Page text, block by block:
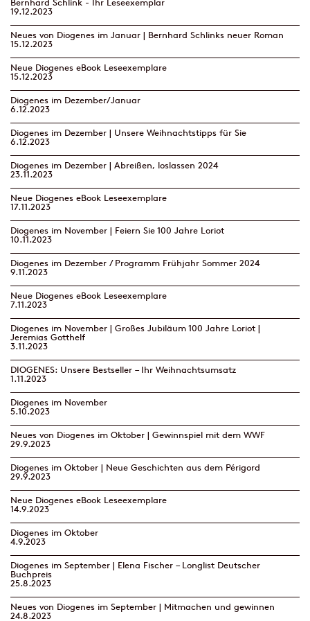
19.12.2023
Neues von Diogenes im Januar | Bernhard Schlinks neuer Roman
15.12.2023
Neue Diogenes eBook Leseexemplare
15.12.2023
Diogenes im Dezember/Januar
6.12.2023
Diogenes im Dezember | Unsere Weihnachtstipps für Sie
6.12.2023
Diogenes im Dezember | Abreißen, loslassen 2024
23.11.2023
Neue Diogenes eBook Leseexemplare
17.11.2023
Diogenes im November | Feiern Sie 100 Jahre Loriot
10.11.2023
Diogenes im Dezember / Programm Frühjahr Sommer 2024
9.11.2023
Neue Diogenes eBook Leseexemplare
7.11.2023
Diogenes im November | Großes Jubiläum 100 Jahre Loriot |
Jeremias Gotthelf
3.11.2023
DIOGENES: Unsere Bestseller – Ihr Weihnachtsumsatz
1.11.2023
Diogenes im November
5.10.2023
Neues von Diogenes im Oktober | Gewinnspiel mit dem WWF
29.9.2023
Diogenes im Oktober | Neue Geschichten aus dem Périgord
29.9.2023
Neue Diogenes eBook Leseexemplare
14.9.2023
Diogenes im Oktober
4.9.2023
Diogenes im September | Elena Fischer – Longlist Deutscher
Buchpreis
25.8.2023
Neues von Diogenes im September | Mitmachen und gewinnen
24.8.2023